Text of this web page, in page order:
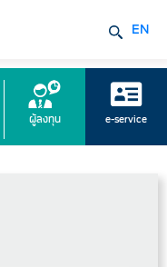
EN
ผู้ลงทุน e-service